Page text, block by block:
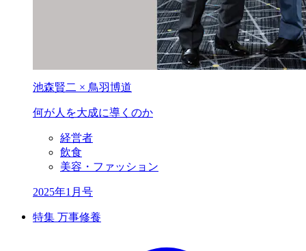
池森賢二 × 鳥羽博道
何が人を大成に導くのか
経営者
飲食
美容・ファッション
2025年1月号
特集 万事修養